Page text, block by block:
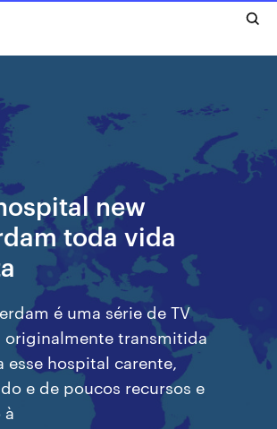
new
toda vida
é uma série de TV
originalmente transmitida
esse hospital carente,
e de poucos recursos e
à